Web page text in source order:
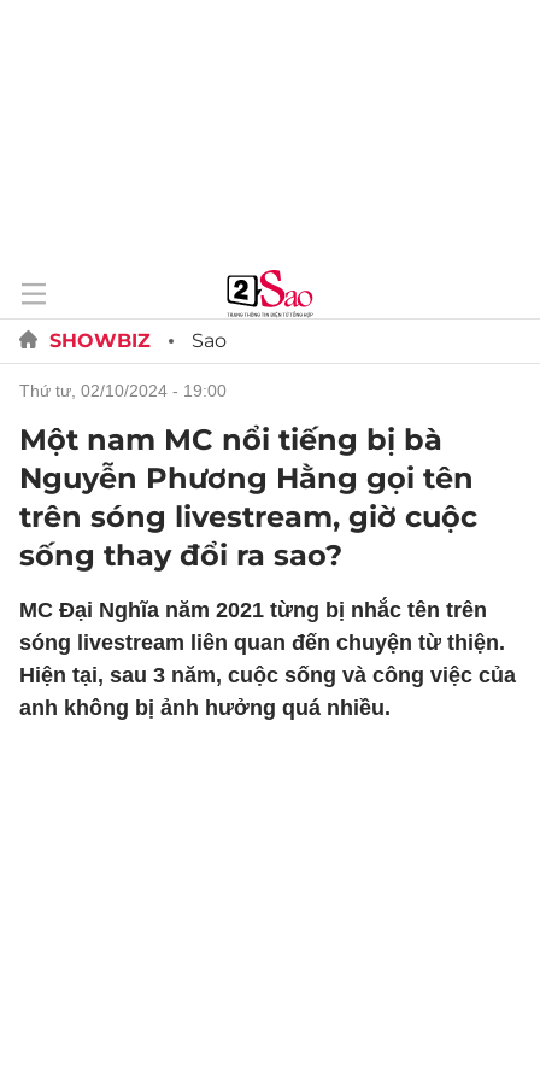
SHOWBIZ Sao
thứ tư, 02/10/2024 - 19:00
Một nam MC nổi tiếng bị bà
Nguyễn Phương Hằng gọi tên
trên sóng livestream, giờ cuộc
sống thay đổi ra sao?
MC Đại Nghĩa năm 2021 từng bị nhắc tên trên
sóng livestream liên quan đến chuyện từ thiện.
Hiện tại, sau 3 năm, cuộc sống và công việc của
anh không bị ảnh hưởng quá nhiều.